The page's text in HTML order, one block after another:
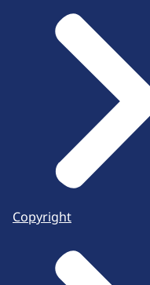
Copyright